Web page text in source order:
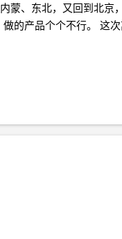
蒙、东北，又回到北京
的产品个个不行。 这
影的要求。有一次，有
我不知道该说什么。
这里的人大部分都是来